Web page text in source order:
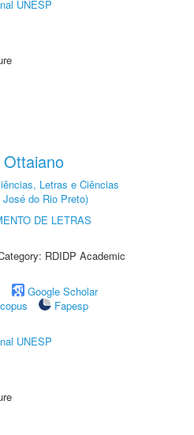
UNESP
Letras e Ciências
do Rio Preto)
DE LETRAS
RDIDP Academic
Google Scholar
Fapesp
UNESP